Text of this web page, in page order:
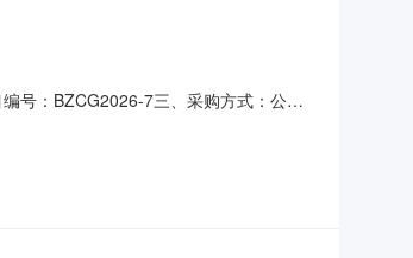
号：BZCG2026-7三、采购方式：公开
总价（含税）40.6178